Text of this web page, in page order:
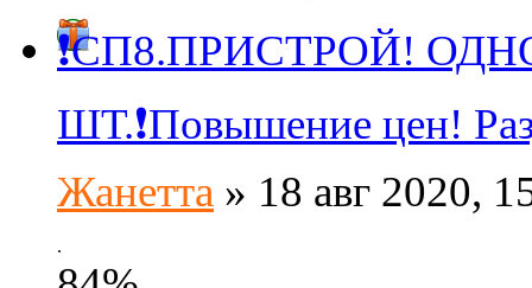
❗СП8.ПРИСТРОЙ!
ШТ.❗Повышение цен!
Жанетта » 18 авг 2020,
.